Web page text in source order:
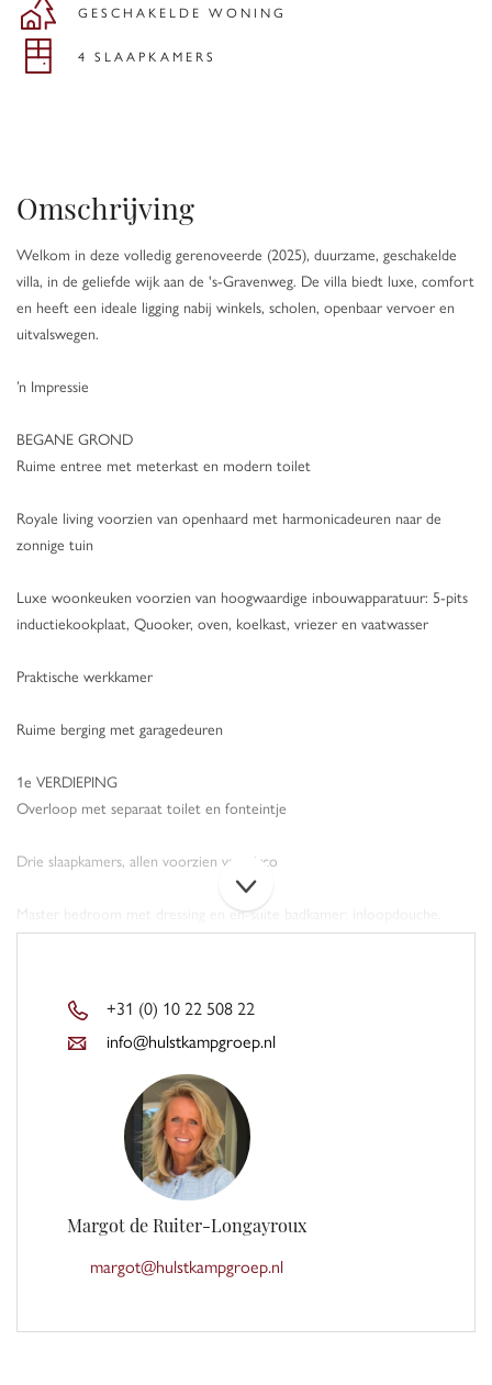
GESCHAKELDE WONING
4 SLAAPKAMERS
Omschrijving
Welkom in deze volledig gerenoveerde (2025), duurzame, geschakelde
villa, in de geliefde wijk aan de 's-Gravenweg. De villa biedt luxe, comfort
en heeft een ideale ligging nabij winkels, scholen, openbaar vervoer en
uitvalswegen.
’n Impressie
BEGANE GROND
Ruime entree met meterkast en modern toilet
Royale living voorzien van openhaard met harmonicadeuren naar de
zonnige tuin
Luxe woonkeuken voorzien van hoogwaardige inbouwapparatuur: 5-pits
inductiekookplaat, Quooker, oven, koelkast, vriezer en vaatwasser
Praktische werkkamer
Ruime berging met garagedeuren
1e VERDIEPING
Overloop met separaat toilet en fonteintje
Drie slaapkamers, allen voorzien van airco
Master bedroom met dressing en en-suite badkamer: inloopdouche,
wastafelmeubel en designradiator
Prachtig aangelegde, zonnige tuin met berging, overkapping en luxe
Parkeergelegenheid op eigen terrein voor twee auto's
+ Energielabel A+++
+ Voorzien van zonnepanelen en twee batterijen voor energieopslag
+ Uitstekende ligging nabij alle voorzieningen
DISCLAIMER
+31 (0) 10 22 508 22
info@hulstkampgroep.nl
Margot de Ruiter-Longayroux
margot@hulstkampgroep.nl